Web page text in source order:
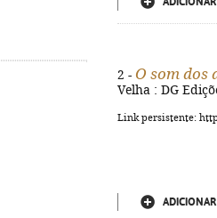
2 - O som dos
Velha : DG
Link persistente: